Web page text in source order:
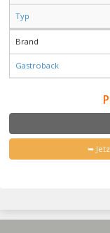
Typ
Brand
Gastroback
➥